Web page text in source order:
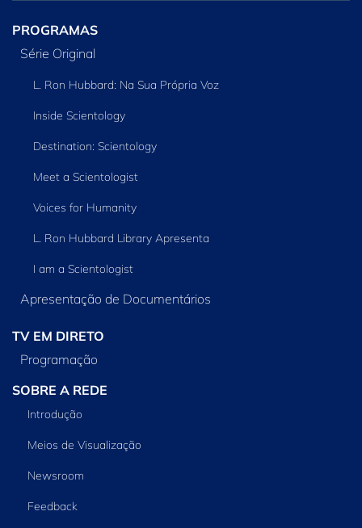
PROGRAMAS
Série Original
L. Ron Hubbard: Na Sua Própria Voz
Inside Scientology
Destination: Scientology
Meet a Scientologist
Voices for Humanity
L. Ron Hubbard Library Apresenta
I am a Scientologist
Apresentação de Documentários
TV EM DIRETO
Programação
SOBRE A REDE
Introdução
Meios de Visualização
Newsroom
Feedback